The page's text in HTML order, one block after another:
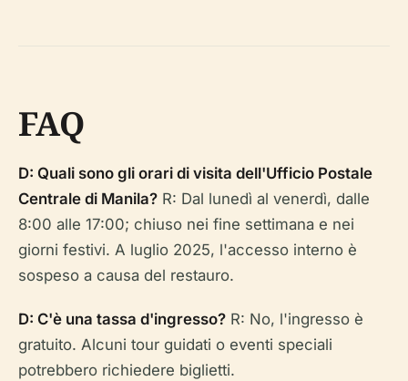
FAQ
D: Quali sono gli orari di visita dell'Ufficio Postale
Centrale di Manila? R: Dal lunedì al venerdì, dalle
8:00 alle 17:00; chiuso nei fine settimana e nei
giorni festivi. A luglio 2025, l'accesso interno è
sospeso a causa del restauro.
D: C'è una tassa d'ingresso? R: No, l'ingresso è
gratuito. Alcuni tour guidati o eventi speciali
potrebbero richiedere biglietti.